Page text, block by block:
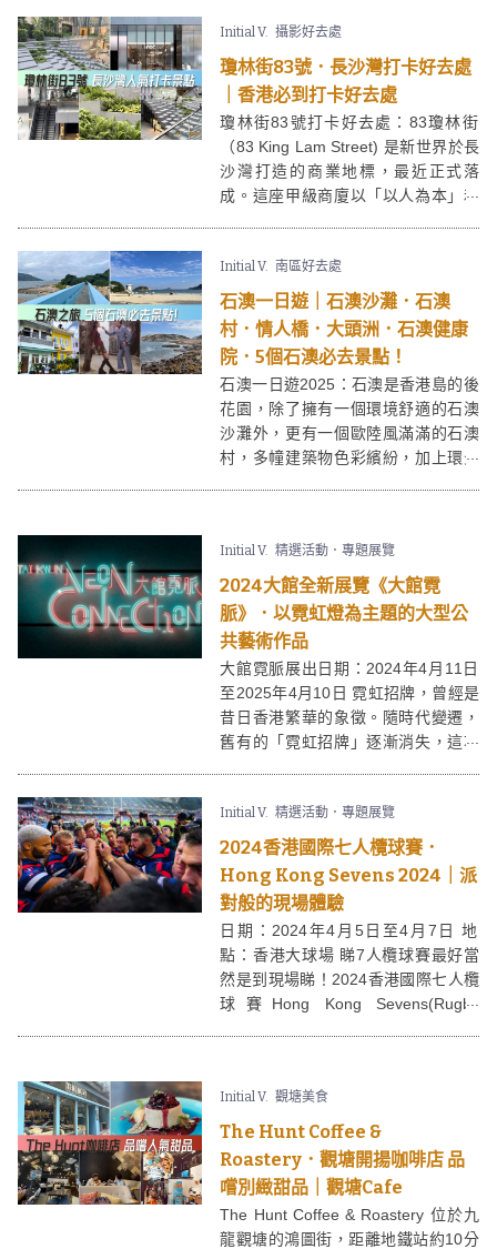
Initial V. 攝影好去處
瓊林街83號．長沙灣打卡好去處
｜香港必到打卡好去處
瓊林街83號打卡好去處：83瓊林街
（83 King Lam Street) 是新世界於長
沙灣打造的商業地標，最近正式落
成。這座甲級商廈以「以人為本」和
街83號由著名建築所 Rocco Design
Architects 設計，中庭設計為梯級式
園林廣場，更一躍成為2024必到打卡
去處。
Initial V. 南區好去處
石澳一日遊｜石澳沙灘．石澳
村．情人橋．大頭洲．石澳健康
院．5個石澳必去景點！
石澳一日遊2025：石澳是香港島的後
花園，除了擁有一個環境舒適的石澳
沙灘外，更有一個歐陸風滿滿的石澳
村，多幢建築物色彩繽紛，加上環景
大頭洲壯麗的海岸線，是個十分受歡
迎的攝影好去處！（注意到訪時不要
打擾當地居民！）
Initial V. 精選活動．專題展覽
2024大館全新展覽《大館霓
脈》．以霓虹燈為主題的大型公
共藝術作品
大館霓脈展出日期：2024年4月11日
至2025年4月10日 霓虹招牌，曾經是
昔日香港繁華的象徵。隨時代變遷，
舊有的「霓虹招牌」逐漸消失，這項
續」，今次大館的全新展覽 —「大館
霓脈」，再邀請創作人使用霓虹為媒
介，創作出大型公共藝術作品，並將
作品展示於大館里，大家切勿錯過！
Initial V. 精選活動．專題展覽
2024香港國際七人欖球賽．
Hong Kong Sevens 2024｜派
對般的現場體驗
日期：2024年4月5日至4月7日 地
點：香港大球場 睇7人欖球賽最好當
然是到現場睇！2024香港國際七人欖
球賽Hong Kong Sevens(Rugby
國際大都會，香港都有不少EXPAT都
對7人欖球十分逛熱，加上不少球迷更
專程飛過黎支持愛隊，而且仲會花盡
心思整個出位造型支持愛隊，勢將
Hong Kong Sevens熱爆氣氛推至高
峯！大家繼續撐港隊！
Initial V. 觀塘美食
The Hunt Coffee &
Roastery．觀塘開揚咖啡店 品
嚐別緻甜品｜觀塘Cafe
The Hunt Coffee & Roastery 位於九
龍觀塘的鴻圖街，距離地鐵站約10分